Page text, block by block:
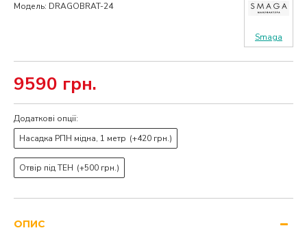
9590 грн.
Модель: DRAGOBRAT-24
Smaga
Додаткові опції:
Насадка РПН мідна, 1 метр (+420 грн.)
Отвір під ТЕН (+500 грн.)
ОПИС